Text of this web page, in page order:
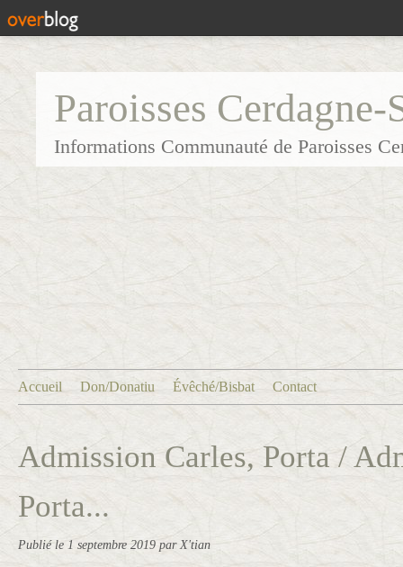
Paroisses
Informations Communauté de Paroisses
Accueil Don/Donatiu Évêché/Bisbat Contact
Admission Carles, Porta /
Porta...
Publié le 1 septembre 2019 par X'tian